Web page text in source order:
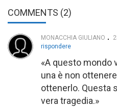
COMMENTS (2)
MONACCHIA GIULIANO
rispondere
«A questo mondo
una è non
ottenerlo. Questa
vera tragedia.»